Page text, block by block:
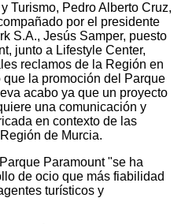
Turismo, Pedro Alberto Cruz,
por el presidente
S.A., Jesús Samper, puesto
junto a Lifestyle Center,
reclamos de la Región en
que la promoción del Parque
acabo ya que un proyecto
una comunicación y
en contexto de las
de Murcia.
Paramount "se ha
de ocio que más fiabilidad
turísticos y